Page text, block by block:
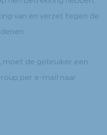
van en verzet tegen de
de gebruiker een
per e-mail naar